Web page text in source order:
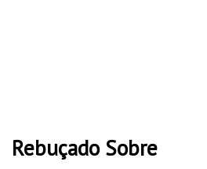
Rebuçado Sobre